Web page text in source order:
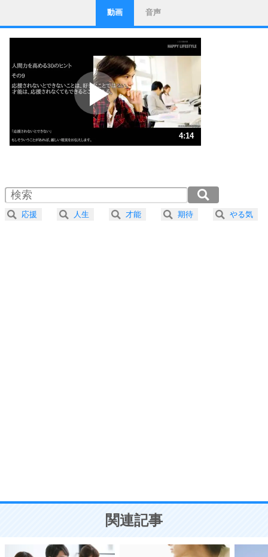
1
ストレス対策
他人と比べない。
いっそのこと、他人を見ない。
いらいらしない人になる30の方法
プラス思考
ポジティブになれない原因は、行動しないから。
ポジティブ思考になる30の方法
ストレス対策
人生、なんとかなるもの。
気楽に生きる30の方法
4 器の大きい人は、怒りを優しさで表現する。
プラス思考
ことが大切。
動画 音声
4:14
2.0倍速 （497KB 2分7秒）
2.5倍速 （398KB 1分41秒）
3.0倍速 （332KB 1分24秒）
応援 人生 才能 期待 やる気
関連記事